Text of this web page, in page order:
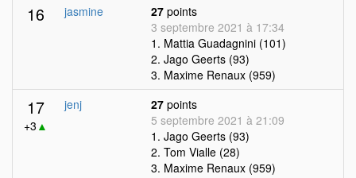
16 jasmine 27 points
3 septembre 2021 à 17:34
1. Mattia Guadagnini (101)
2. Jago Geerts (93)
3. Maxime Renaux (959)
17
+3 ▲
jenj 27 points
5 septembre 2021 à 21:09
1. Jago Geerts (93)
2. Tom Vialle (28)
3. Maxime Renaux (959)